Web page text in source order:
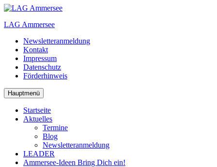
Zum
springen
LAG Ammersee
Newsletteranmeldung
Kontakt
Impressum
Datenschutz
Förderhinweis
Hauptmenü
Startseite
Aktuelles
Termine
Blog
Newsletteranmeldung
LEADER
Ammersee-Ideen Bring Dich ein!